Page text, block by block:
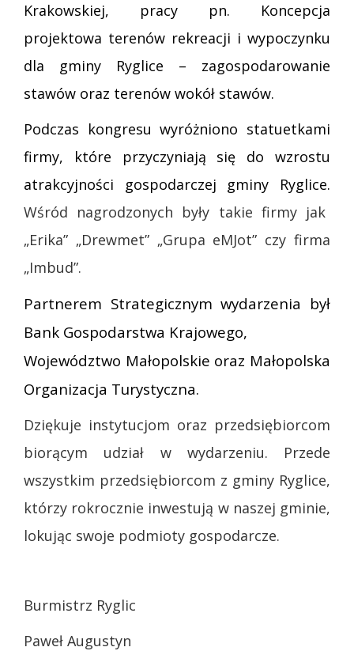
Krakowskiej, pracy pn. Koncepcja
projektowa terenów rekreacji i wypoczynku
dla gminy Ryglice – zagospodarowanie
stawów oraz terenów wokół stawów.
Podczas kongresu wyróżniono statuetkami
firmy, które przyczyniają się do wzrostu
atrakcyjności gospodarczej gminy Ryglice.
Wśród nagrodzonych były takie firmy jak
„Erika” „Drewmet” „Grupa eMJot” czy firma
„Imbud”.
Partnerem Strategicznym wydarzenia był
Bank Gospodarstwa Krajowego,
Województwo Małopolskie oraz Małopolska
Organizacja Turystyczna.
Dziękuje instytucjom oraz przedsiębiorcom
biorącym udział w wydarzeniu. Przede
wszystkim przedsiębiorcom z gminy Ryglice,
którzy rokrocznie inwestują w naszej gminie,
lokując swoje podmioty gospodarcze.
Burmistrz Ryglic
Paweł Augustyn